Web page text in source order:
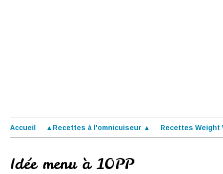
Accueil ▲Recettes à l'omnicuiseur ▲ Recettes Weight
Idée menu à 10PP